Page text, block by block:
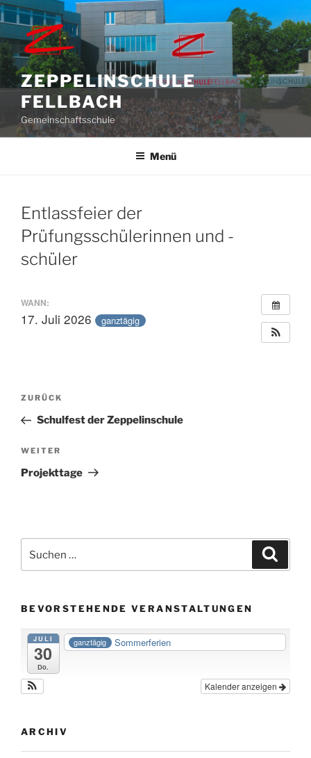
Zum
Inhalt
springen
ZEPPELINSCHULE
FELLBACH
Gemeinschaftsschule
Menü
Entlassfeier der
Prüfungsschülerinnen und -
schüler
WANN:
17. Juli 2026 ganztägig
Beitragsnavigation
Vorheriger
Beitrag
ZURÜCK
Schulfest der Zeppelinschule
Nächster
Beitrag
WEITER
Projekttage
nach:
BEVORSTEHENDE VERANSTALTUNGEN
JULI
30
Do.
ganztägig Sommerferien
Kalender anzeigen
ARCHIV